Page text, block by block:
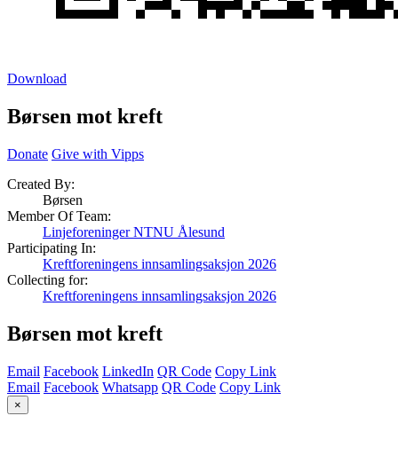
Download
Børsen mot kreft
Donate Give with Vipps
Created By:
Børsen
Member Of Team:
Linjeforeninger NTNU Ålesund
Participating In:
Kreftforeningens innsamlingsaksjon 2026
Collecting for:
Kreftforeningens innsamlingsaksjon 2026
Børsen mot kreft
Email Facebook LinkedIn QR Code Copy Link
Email Facebook Whatsapp QR Code Copy Link
×